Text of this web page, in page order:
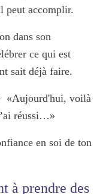
peut accomplir.
dans son
ce qui est
sait déjà faire.
«Aujourd'hui, voilà
réussi…»
en soi de ton
à prendre des